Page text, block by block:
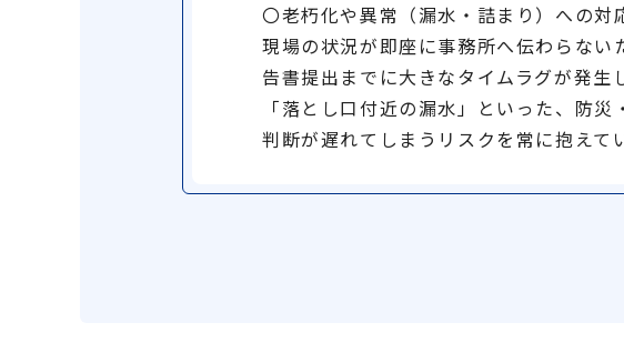
〇老朽化や異常（漏水・詰まり）への対
現場の状況が即座に事務所へ伝わらな
告書提出までに大きなタイムラグが発
「落とし口付近の漏水」といった、防
判断が遅れてしまうリスクを常に抱えて